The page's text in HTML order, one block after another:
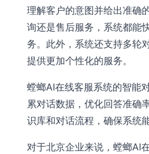
理解客户的意图并给出准确
询还是售后服务，系统都能
务。此外，系统还支持多轮
提供更加个性化的服务。
螳螂AI在线客服系统的智能
累对话数据，优化回答准确
识库和对话流程，确保系统
对于北京企业来说，螳螂AI